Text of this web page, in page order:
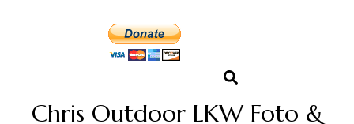
Chris Outdoor LKW Foto &